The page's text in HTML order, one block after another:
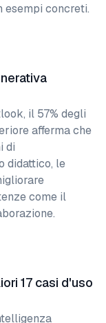
esempi concreti.
il 57% degli
afferma che
di
didattico, le
come il
17 casi d'uso